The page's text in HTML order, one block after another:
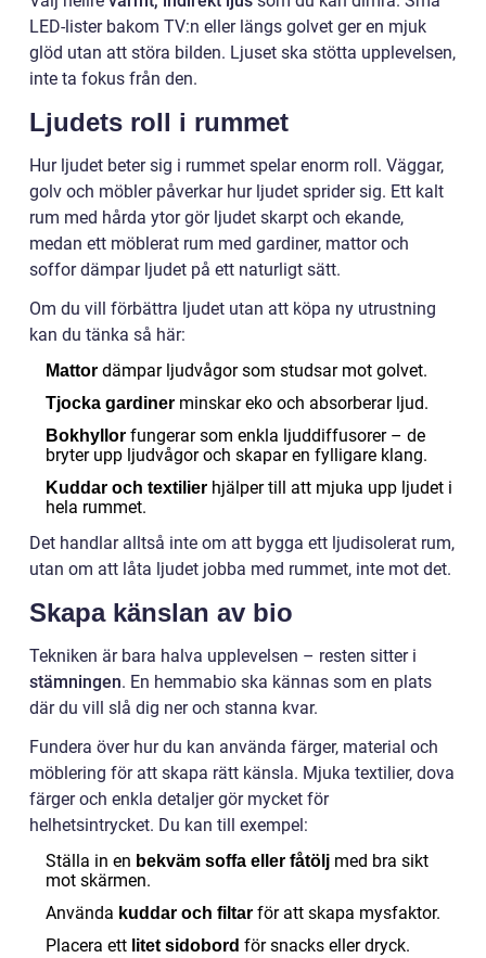
LED-lister bakom TV:n eller längs golvet ger en mjuk
glöd utan att störa bilden. Ljuset ska stötta upplevelsen,
inte ta fokus från den.
Ljudets roll i rummet
Hur ljudet beter sig i rummet spelar enorm roll. Väggar,
golv och möbler påverkar hur ljudet sprider sig. Ett kalt
rum med hårda ytor gör ljudet skarpt och ekande,
medan ett möblerat rum med gardiner, mattor och
soffor dämpar ljudet på ett naturligt sätt.
Om du vill förbättra ljudet utan att köpa ny utrustning
kan du tänka så här:
Mattor dämpar ljudvågor som studsar mot golvet.
Tjocka gardiner minskar eko och absorberar ljud.
Bokhyllor fungerar som enkla ljuddiffusorer – de
bryter upp ljudvågor och skapar en fylligare klang.
Kuddar och textilier hjälper till att mjuka upp ljudet i
hela rummet.
Det handlar alltså inte om att bygga ett ljudisolerat rum,
utan om att låta ljudet jobba med rummet, inte mot det.
Skapa känslan av bio
Tekniken är bara halva upplevelsen – resten sitter i
stämningen. En hemmabio ska kännas som en plats
där du vill slå dig ner och stanna kvar.
Fundera över hur du kan använda färger, material och
möblering för att skapa rätt känsla. Mjuka textilier, dova
färger och enkla detaljer gör mycket för
helhetsintrycket. Du kan till exempel:
Ställa in en bekväm soffa eller fåtölj med bra sikt
mot skärmen.
Använda kuddar och filtar för att skapa mysfaktor.
Placera ett litet sidobord för snacks eller dryck.